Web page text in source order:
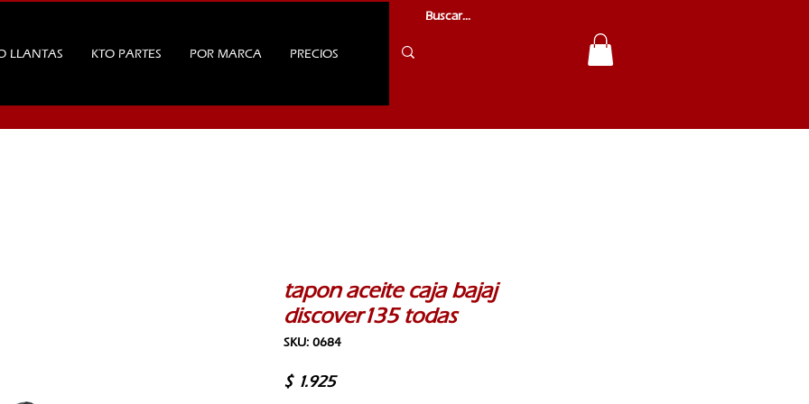
LLANTAS KTO PARTES POR MARCA PRECIOS
tapon aceite caja bajaj
discover135 todas
SKU: 0684
$ 1.925Precio